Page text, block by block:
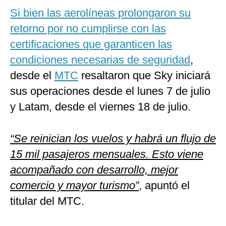
Si bien las aerolíneas prolongaron su
retorno por no cumplirse con las
certificaciones que garanticen las
condiciones necesarias de seguridad,
desde el MTC resaltaron que Sky iniciará
sus operaciones desde el lunes 7 de julio
y Latam, desde el viernes 18 de julio.
“Se reinician los vuelos y habrá un flujo de
15 mil pasajeros mensuales. Esto viene
acompañado con desarrollo, mejor
comercio y mayor turismo”, apuntó el
titular del MTC.